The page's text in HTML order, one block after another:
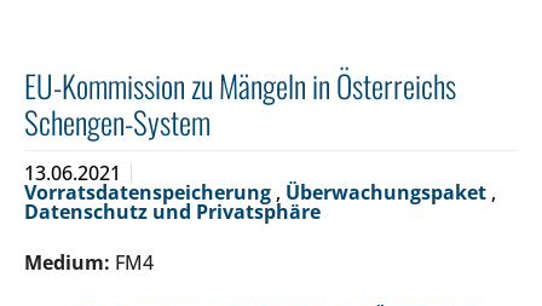
EU-Kommission zu Mängeln in Österreichs
Schengen-System
13.06.2021
Vorratsdatenspeicherung , Überwachungspaket ,
Datenschutz und Privatsphäre
Medium: FM4